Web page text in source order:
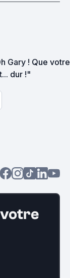
Gary ! Que
dur !"